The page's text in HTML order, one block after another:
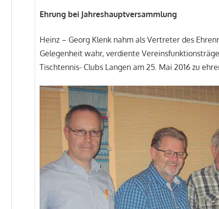
Ehrung bei Jahreshauptversammlung
Heinz – Georg Klenk nahm als Vertreter des
Gelegenheit wahr, verdiente
Tischtennis- Clubs Langen am 25. Mai 2016 zu